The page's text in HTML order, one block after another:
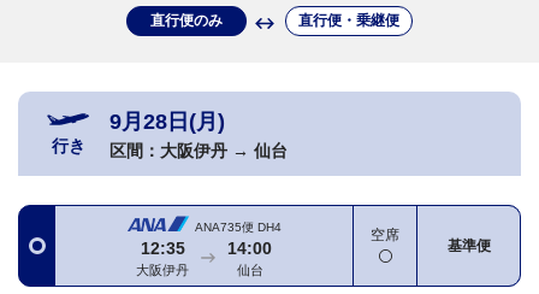
直行便のみ 直行便・乗継便
行き
9月28日(月)
区間： 大阪伊丹 → 仙台
ANA735便 DH4
12:35
大阪伊丹
14:00
仙台
空席
基準便